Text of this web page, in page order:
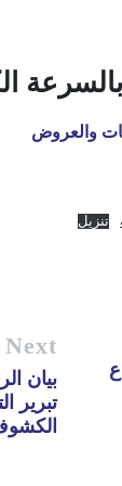
والعروض
تنزيل
Next
بيان
تبرير